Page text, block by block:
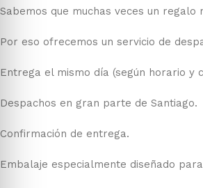
Sabemos que muchas veces un regalo
Por eso ofrecemos un servicio de
Entrega el mismo día (según horario y
Despachos en gran parte de Santiago.
Confirmación de entrega.
Embalaje especialmente diseñado